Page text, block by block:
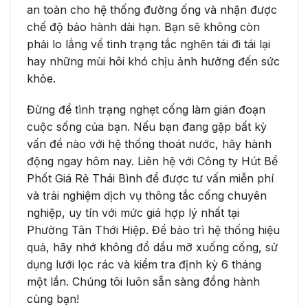
an toàn cho hệ thống đường ống và nhận được
chế độ bảo hành dài hạn. Bạn sẽ không còn
phải lo lắng về tình trạng tắc nghẽn tái đi tái lại
hay những mùi hôi khó chịu ảnh hưởng đến sức
khỏe.
Đừng để tình trạng nghẹt cống làm gián đoạn
cuộc sống của bạn. Nếu bạn đang gặp bất kỳ
vấn đề nào với hệ thống thoát nước, hãy hành
động ngay hôm nay. Liên hệ với Công ty Hút Bể
Phốt Giá Rẻ Thái Bình để được tư vấn miễn phí
và trải nghiệm dịch vụ thông tắc cống chuyên
nghiệp, uy tín với mức giá hợp lý nhất tại
Phường Tân Thới Hiệp. Để bảo trì hệ thống hiệu
quả, hãy nhớ không đổ dầu mỡ xuống cống, sử
dụng lưới lọc rác và kiểm tra định kỳ 6 tháng
một lần. Chúng tôi luôn sẵn sàng đồng hành
cùng bạn!